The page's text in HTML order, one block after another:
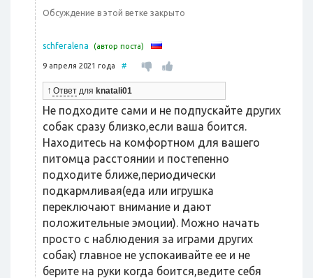
Обсуждение в этой ветке закрыто
schferalena (автор поста)
9 апреля 2021 года #
↑ Ответ для knatali01
Не подходите сами и не подпускайте других
собак сразу близко,если ваша боится.
Находитесь на комфортном для вашего
питомца расстоянии и постепенно
подходите ближе,периодически
подкармливая(еда или игрушка
переключают внимание и дают
положительные эмоции). Можно начать
просто с наблюдения за играми других
собак) главное не успокаивайте ее и не
берите на руки когда боится,ведите себя